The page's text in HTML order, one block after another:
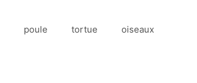
poule tortue oiseaux